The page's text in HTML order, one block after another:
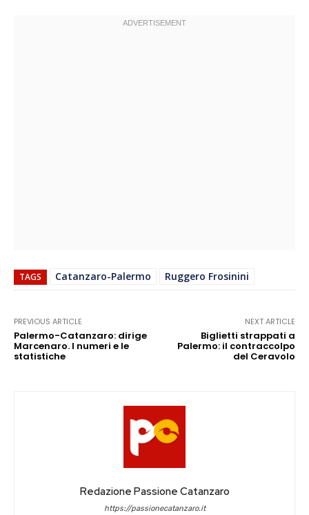
TAGS Catanzaro-Palermo Ruggero Frosinini
PREVIOUS ARTICLE
Palermo-Catanzaro: dirige
Marcenaro. I numeri e le
statistiche
NEXT ARTICLE
Biglietti strappati a
Palermo: il contraccolpo
del Ceravolo
Redazione Passione Catanzaro
https://passionecatanzaro.it